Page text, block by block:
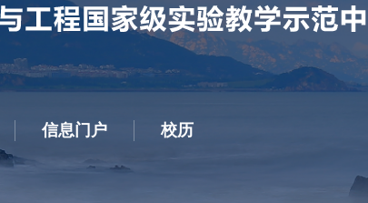
信息门户 校历